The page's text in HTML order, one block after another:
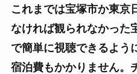
これまでは宝塚市か東京
なければ観られなかった
で簡単に視聴できるよう
宿泊費もかかりません。